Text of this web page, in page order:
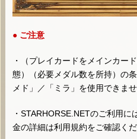
● ご注意
・（プレイカードをメインカー
態）（必要メダル数を所持）の
メド」／「ミラ」を使用できま
・STARHORSE.NETのご利用
金の詳細は利用規約をご確認くだ